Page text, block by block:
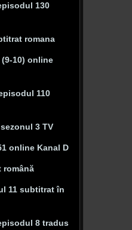
130
romana
10) online
110
3 TV
online Kanal D
română
11 subtitrat în
8 tradus